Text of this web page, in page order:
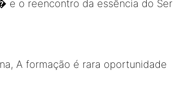
e o reencontro da essência do Ser
A formação é rara oportunidade